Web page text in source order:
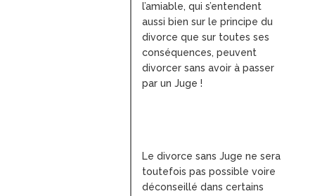
l’amiable, qui s’entendent
aussi bien sur le principe du
divorce que sur toutes ses
conséquences, peuvent
divorcer sans avoir à passer
par un Juge !
Le divorce sans Juge ne sera
toutefois pas possible voire
déconseillé dans certains